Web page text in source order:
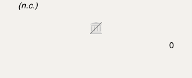
(n.c.)
0